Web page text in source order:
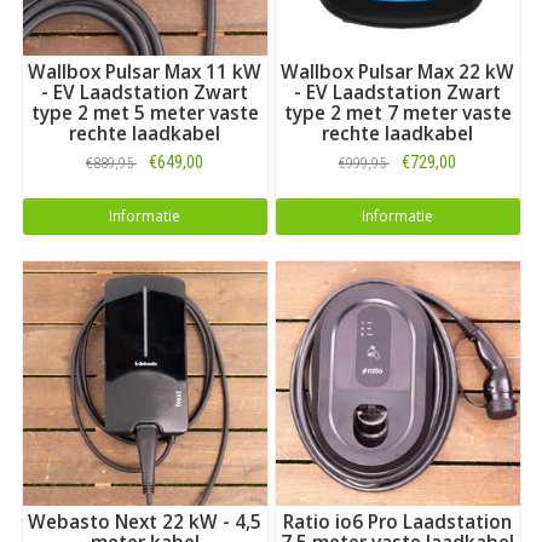
De meeste moderne EV’s laden optimaal met 11 kW of 22 kW
via een 3-fase aansluiting. Heeft uw auto een 1-fase lader? Dan
functioneert een 3-fase laadpaal alsnog probleemloos,
aangezien de auto het maximale vermogen bepaalt.
Wallbox Pulsar Max 11 kW
- EV Laadstation Zwart
type 2 met 5 meter vaste
rechte laadkabel
€889,95 €649,00
Informatie
Wallbox Pulsar Max 22 kW
- EV Laadstation Zwart
type 2 met 7 meter vaste
rechte laadkabel
€999,95 €729,00
Informatie
Webasto Next 22 kW - 4,5
Ratio io6 Pro Laadstation